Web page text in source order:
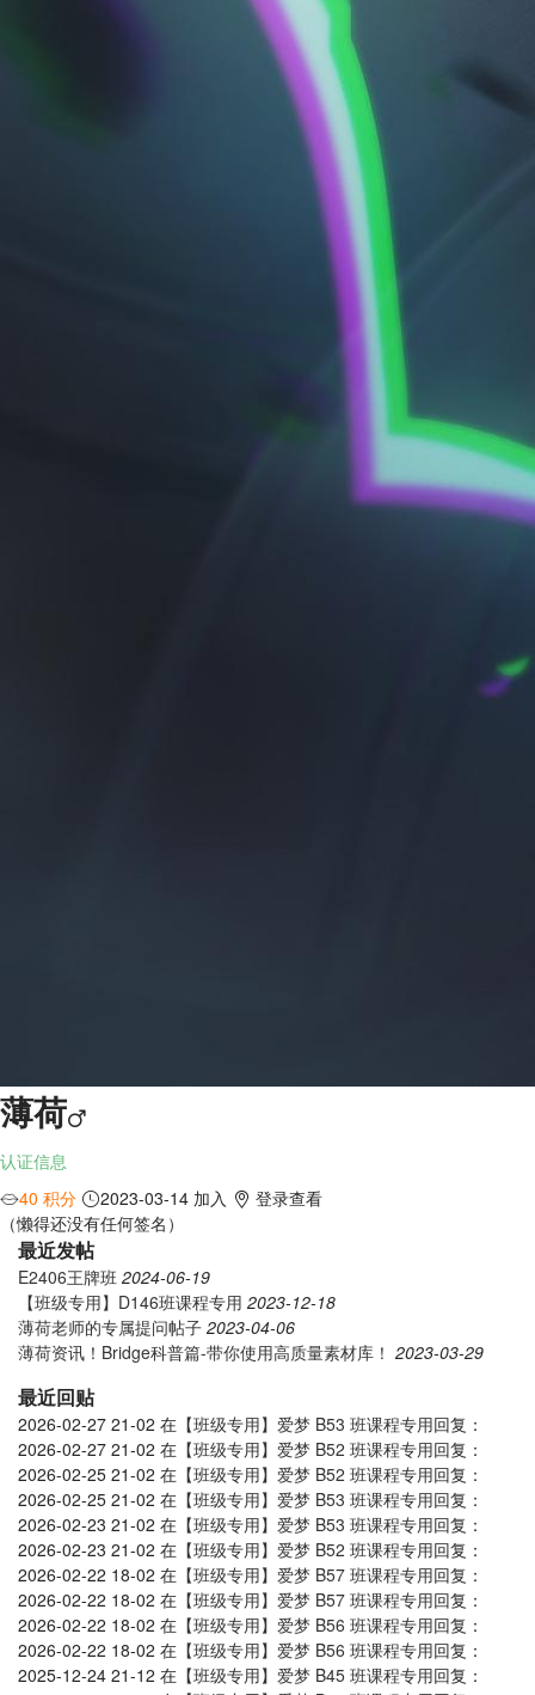
薄荷
认证信息
40 积分
2023-03-14 加入
登录查看
（懒得还没有任何签名）
最近发帖
E2406王牌班 2024-06-19
【班级专用】D146班课程专用 2023-12-18
薄荷老师的专属提问帖子 2023-04-06
薄荷资讯！Bridge科普篇-带你使用高质量素材库！ 2023-03-29
最近回贴
2026-02-27 21-02 在 【班级专用】爱梦 B53 班课程专用回复：
2026-02-27 21-02 在 【班级专用】爱梦 B52 班课程专用回复：
2026-02-25 21-02 在 【班级专用】爱梦 B52 班课程专用回复：
2026-02-25 21-02 在 【班级专用】爱梦 B53 班课程专用回复：
2026-02-23 21-02 在 【班级专用】爱梦 B53 班课程专用回复：
2026-02-23 21-02 在 【班级专用】爱梦 B52 班课程专用回复：
2026-02-22 18-02 在 【班级专用】爱梦 B57 班课程专用回复：
2026-02-22 18-02 在 【班级专用】爱梦 B57 班课程专用回复：
2026-02-22 18-02 在 【班级专用】爱梦 B56 班课程专用回复：
2026-02-22 18-02 在 【班级专用】爱梦 B56 班课程专用回复：
2025-12-24 21-12 在 【班级专用】爱梦 B45 班课程专用回复：